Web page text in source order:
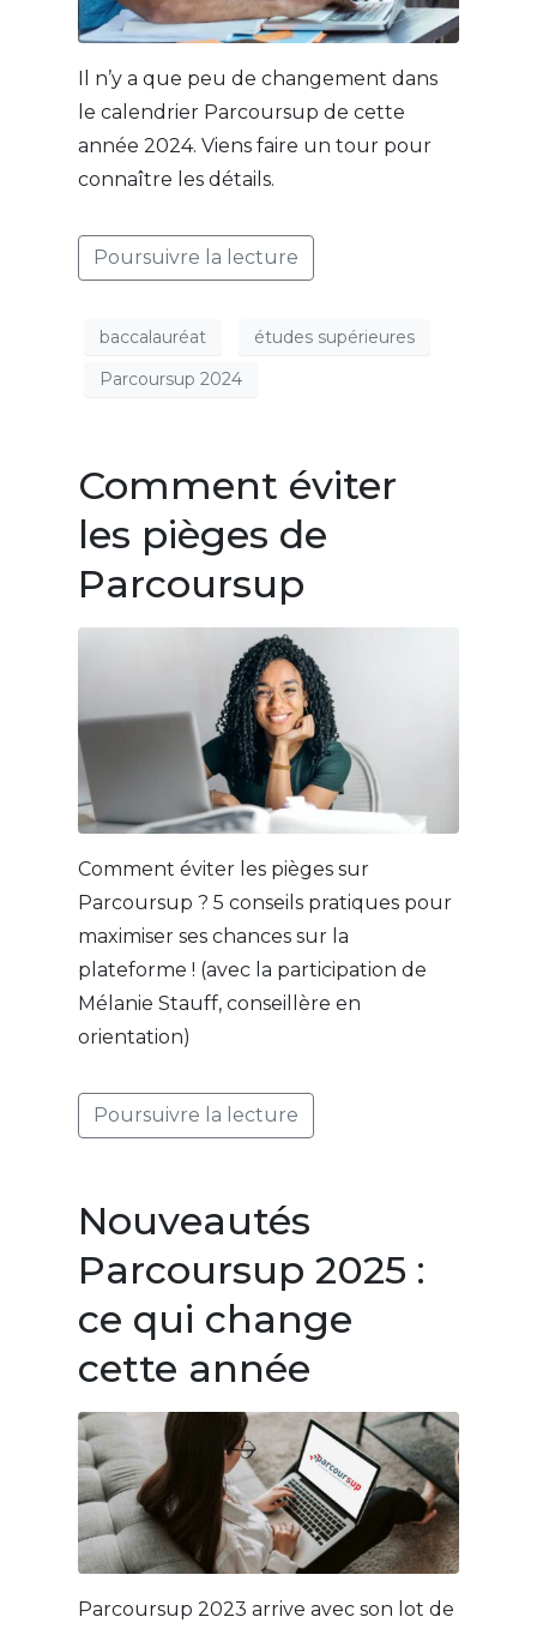
Il n’y a que peu de changement dans
le calendrier Parcoursup de cette
année 2024. Viens faire un tour pour
connaître les détails.
Poursuivre la lecture
baccalauréat
études supérieures
Parcoursup 2024
Comment éviter
les pièges de
Parcoursup
Comment éviter les pièges sur
Parcoursup ? 5 conseils pratiques pour
maximiser ses chances sur la
plateforme ! (avec la participation de
Mélanie Stauff, conseillère en
orientation)
Poursuivre la lecture
Nouveautés
Parcoursup 2025 :
ce qui change
cette année
Parcoursup 2023 arrive avec son lot de